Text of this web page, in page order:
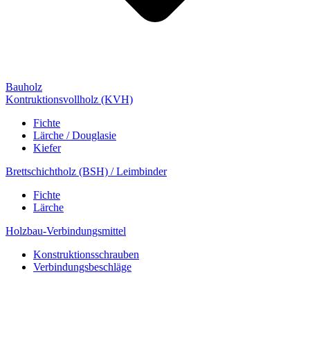
Bauholz
Kontruktionsvollholz (KVH)
Fichte
Lärche / Douglasie
Kiefer
Brettschichtholz (BSH) / Leimbinder
Fichte
Lärche
Holzbau-Verbindungsmittel
Konstruktionsschrauben
Verbindungsbeschläge